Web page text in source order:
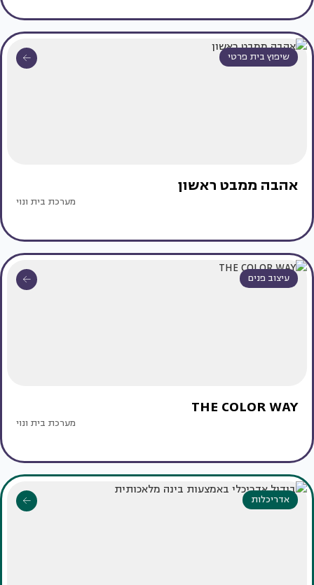
שיפוץ בית פרטי
אהבה ממבט ראשון
מערכת בית ונוי
עיצוב פנים
THE COLOR WAY
מערכת בית ונוי
אדריכלות